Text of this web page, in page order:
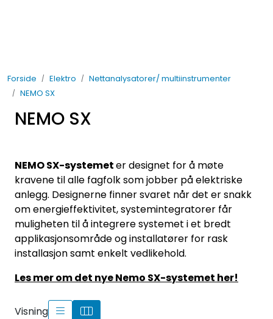
Forside Elektro
Nettanalysatorer/ multiinstrumenter
NEMO SX
NEMO SX
NEMO SX-systemeter designet for å møte
kravene til alle fagfolk som jobber på elektriske
anlegg. Designerne finner svaret når det er snakk
om energieffektivitet, systemintegratorer får
muligheten til å integrere systemet i et bredt
applikasjonsområde og installatører for rask
installasjon samt enkelt vedlikehold.
Les mer om det nye Nemo SX-systemet her!
Visning
Fabrikkautomatisering
Prosessautomatisering
Nytt og Nyttig
Bærekraft